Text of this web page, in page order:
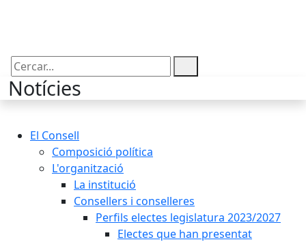
Cercar:
Notícies
El Consell
Composició política
L'organització
La institució
Consellers i conselleres
Perfils electes legislatura 2023/2027
Electes que han presentat